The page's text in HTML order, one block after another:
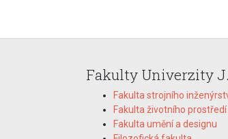
Fakulty Univerzity
Fakulta strojního
Fakulta životního prostředí
Fakulta umění a designu